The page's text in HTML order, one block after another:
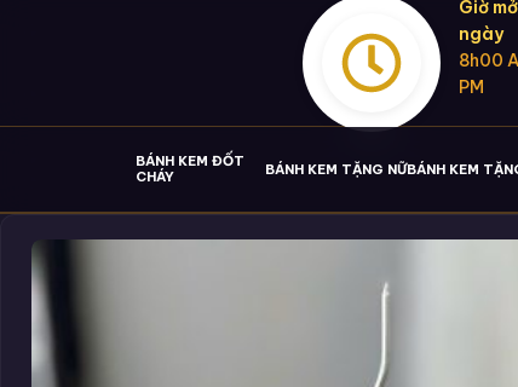
Giờ
ngày
8h00
PM
BÁNH KEM ĐỐT
CHÁY
BÁNH KEM TẶNG NỮBÁNH KEM